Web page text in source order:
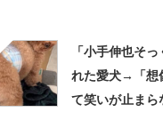
「小手伸也そ
れた愛犬→「想
て笑いが止まら